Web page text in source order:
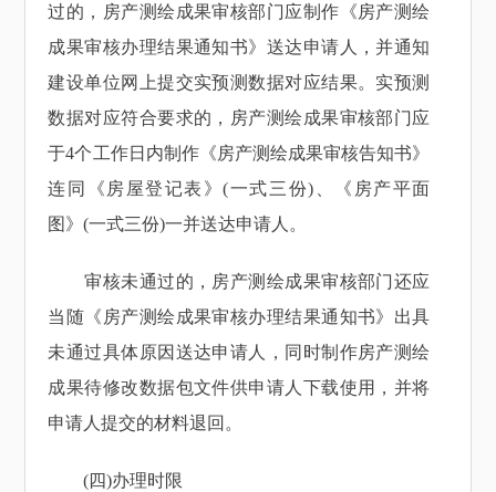
过的，房产测绘成果审核部门应制作《房产测绘
成果审核办理结果通知书》送达申请人，并通知
建设单位网上提交实预测数据对应结果。实预测
数据对应符合要求的，房产测绘成果审核部门应
于4个工作日内制作《房产测绘成果审核告知书》
连同《房屋登记表》(一式三份)、《房产平面
图》(一式三份)一并送达申请人。
审核未通过的，房产测绘成果审核部门还应
当随《房产测绘成果审核办理结果通知书》出具
未通过具体原因送达申请人，同时制作房产测绘
成果待修改数据包文件供申请人下载使用，并将
申请人提交的材料退回。
(四)办理时限